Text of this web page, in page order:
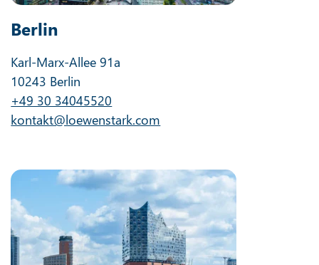
Berlin
Karl-Marx-Allee 91a
10243 Berlin
+49 30 34045520
kontakt@loewenstark.com